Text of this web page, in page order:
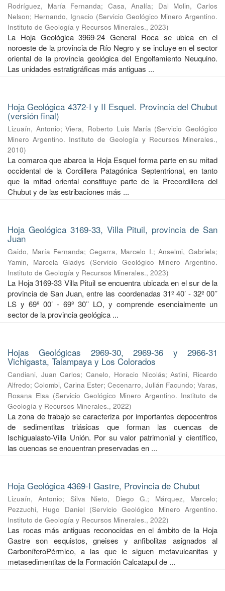
Rodríguez, María Fernanda; Casa, Analía; Dal Molin, Carlos
Nelson; Hernando, Ignacio (Servicio Geológico Minero Argentino.
Instituto de Geología y Recursos Minerales., 2023)
La Hoja Geológica 3969-24 General Roca se ubica en el
noroeste de la provincia de Río Negro y se incluye en el sector
oriental de la provincia geológica del Engolfamiento Neuquino.
Las unidades estratigráficas más antiguas ...
Hoja Geológica 4372-I y II Esquel. Provincia del Chubut
(versión final)
Lizuaín, Antonio;Viera, Roberto Luis María (Servicio Geológico
Minero Argentino. Instituto de Geología y Recursos Minerales.,
2010)
La comarca que abarca la Hoja Esquel forma parte en su mitad
occidental de la Cordillera Patagónica Septentrional, en tanto
que la mitad oriental constituye parte de la Precordillera del
Chubut y de las estribaciones más ...
Hoja Geológica 3169-33, Villa Pituil, provincia de San
Juan
Gaido, María Fernanda; Cegarra, Marcelo I.;Anselmi, Gabriela;
Yamin, Marcela Gladys
(Servicio Geológico Minero Argentino.
Instituto de Geología y Recursos Minerales., 2023)
La Hoja 3169-33 Villa Pituil se encuentra ubicada en el sur de la
provincia de San Juan, entre las coordenadas 31º 40’ - 32º 00’’
LS y 69º 00’ - 69º 30’’ LO, y comprende esencialmente un
sector de la provincia geológica ...
Hojas Geológicas 2969-30, 2969-36 y 2966-31
Vichigasta, Talampaya y Los Colorados
Candiani, Juan Carlos;Canelo, Horacio Nicolás;Astini, Ricardo
Alfredo; Colombi, Carina Ester; Cecenarro, Julián Facundo; Varas,
Rosana Elsa (Servicio Geológico Minero Argentino. Instituto de
Geología y Recursos Minerales., 2022)
La zona de trabajo se caracteriza por importantes depocentros
de sedimentitas triásicas que forman las cuencas de
Ischigualasto-Villa Unión. Por su valor patrimonial y cientíﬁco,
las cuencas se encuentran preservadas en ...
Hoja Geológica 4369-I Gastre, Provincia de Chubut
Lizuaín, Antonio; Silva Nieto, Diego G.; Márquez, Marcelo;
Pezzuchi, Hugo Daniel (Servicio Geológico Minero Argentino.
Instituto de Geología y Recursos Minerales., 2022)
Las rocas más antiguas reconocidas en el ámbito de la Hoja
Gastre son esquistos, gneises y anfibolitas asignados al
CarboníferoPérmico, a las que le siguen metavulcanitas y
metasedimentitas de la Formación Calcatapul de ...